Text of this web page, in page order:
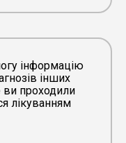
інформацію
інших
ви проходили
лікуванням